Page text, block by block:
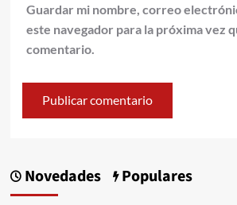
Guardar mi nombre, correo
este navegador para la próxima vez
comentario.
Novedades Populares